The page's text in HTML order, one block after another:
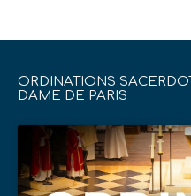
ORDINATIONS
DAME DE PARIS